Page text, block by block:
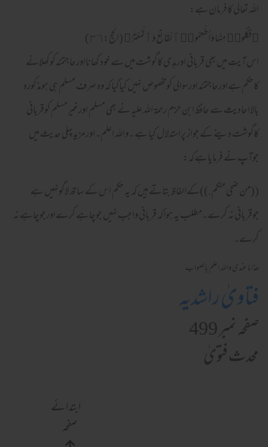
اللہ تعالی کافرمان ہے:
﴿فَكُلُوا۟ مِنْهَا وَأَطْعِمُوا۟ ٱلْقَانِعَ وَٱلْمُعْتَرَّ‌﴾ (الحج:٣٦)
اس آیت میں بھی قربانی اورہدی کاگوشت میں سے خود کھانااورحاجتمندکوکھلانے
کاحکم ہےاورحاجتمنداورسوالی کومخصوص نہیں کیاگیا کہ وہ صرف مسلم ہی ہومذکورہ
بالااحادیث سے حافظ ابن حزم رحمۃ اللہ علیہ نے بھی مسلم اورغیرمسلم کوقربانی
کاگوشت دینے کے جواز پراستدلال کیا ہے ۔واللہ اعلم۔اورمزیدپہلی حدیث میں
جوآپ نے فرمایاہےکہ:
((من ضحى منكم.))کےالفاظ بتاتے ہیں کہ یہ حکم اس کے ساتھ لاگونہیں ہے
جوقربانی نہ کرے۔مطلب یہ ہواکہ قربانی واجب نہیں جوچاہے کرےاورجوچاہے نہ
کرے۔
ھذا ما عندی واللہ اعلم بالصواب
فتاویٰ راشدیہ
صفحہ نمبر 499
محدث فتویٰ
ابتدائے
صفحہ